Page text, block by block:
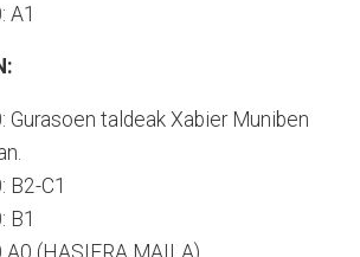
A1
Gurasoen taldeak Xabier Muniben
B2-C1
B1